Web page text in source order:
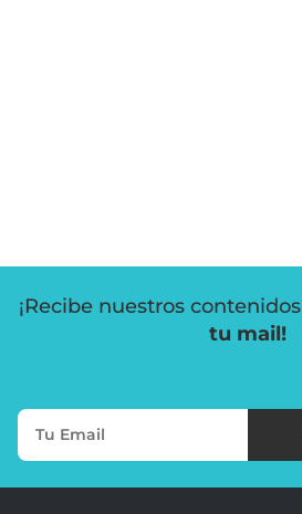
¡Recibe nuestros contenidos
tu mail!